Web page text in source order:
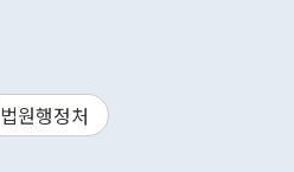
법원행정처